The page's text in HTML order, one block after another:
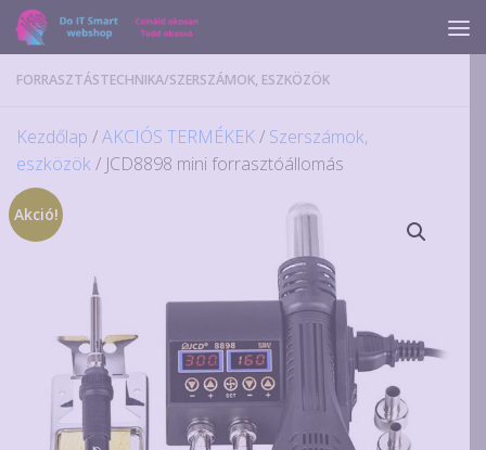
Skip to content
FORRASZTÁSTECHNIKA/SZERSZÁMOK, ESZKÖZÖK
Kezdőlap /AKCIÓS TERMÉKEK/ Szerszámok,
eszközök / JCD8898 mini forrasztóállomás
Akció!